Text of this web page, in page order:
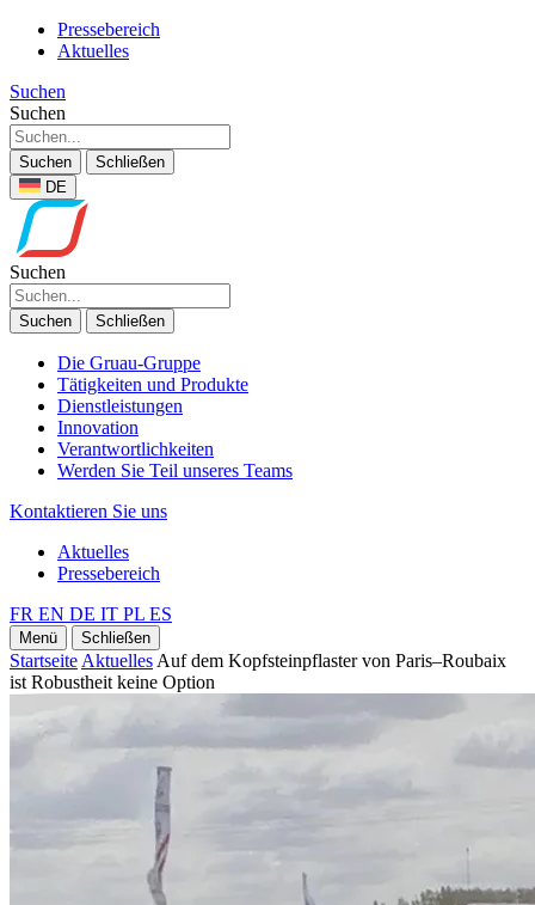
Pressebereich
Aktuelles
Suchen
Suchen
Suchen
Schließen
DE
Suchen
Suchen Schließen
Die Gruau-Gruppe
Tätigkeiten und Produkte
Dienstleistungen
Innovation
Verantwortlichkeiten
Werden Sie Teil unseres Teams
Kontaktieren Sie uns
Aktuelles
Pressebereich
FR EN DE IT PL ES
Menü Schließen
Startseite Aktuelles Auf dem Kopfsteinpflaster von Paris–Roubaix
ist Robustheit keine Option